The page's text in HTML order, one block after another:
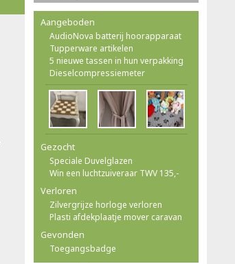
Aangeboden
AudioNova batterij hoorapparaat
Tupperware artikelen
5 nieuwe tassen in hun verpakking
Dieselcompressiemeter
Gezocht
Speciale Duvelglazen
Win een luchtzuiveraar TWV 135,-
Verloren
Zilvergrijze horloge verloren
Plasti afdekplaatje mover caravan
Gevonden
Toegangsbadge